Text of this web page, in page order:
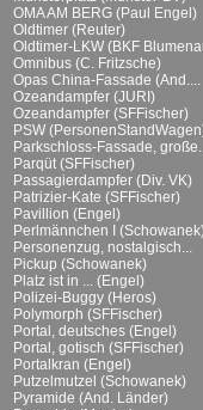
OMA AM BERG (Paul Engel)
Oldtimer (Reuter)
Oldtimer-LKW (BKF
Omnibus (C. Fritzsche)
Opas China-Fassade (And....
Ozeandampfer (JURI)
Ozeandampfer (SFFischer)
PSW
Parkschloss-Fassade,
Parqüt (SFFischer)
Passagierdampfer (Div. VK)
Patrizier-Kate (SFFischer)
Pavillion (Engel)
Perlmännchen I
Personenzug, nostalgisch...
Pickup (Schowanek)
Platz ist in ... (Engel)
Polizei-Buggy (Heros)
Polymorph (SFFischer)
Portal, deutsches (Engel)
Portal, gotisch (SFFischer)
Portalkran (Engel)
Putzelmutzel (Schowanek)
Pyramide (And. Länder)